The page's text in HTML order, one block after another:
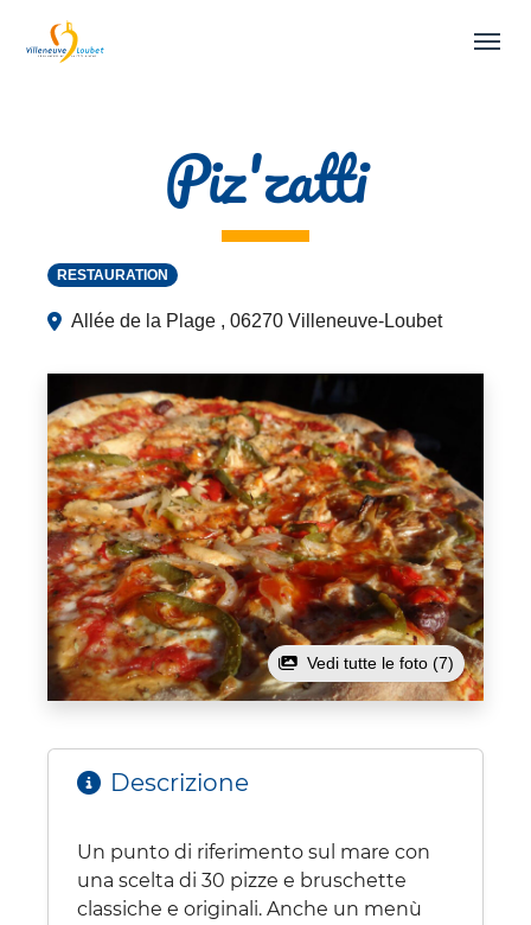
Piz'zatti
RESTAURATION
Allée de la Plage , 06270 Villeneuve-Loubet
Vedi tutte le foto (7)
Descrizione
Un punto di riferimento sul mare con
una scelta di 30 pizze e bruschette
classiche e originali. Anche un menù